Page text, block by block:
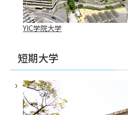
YIC学院大学
短期大学